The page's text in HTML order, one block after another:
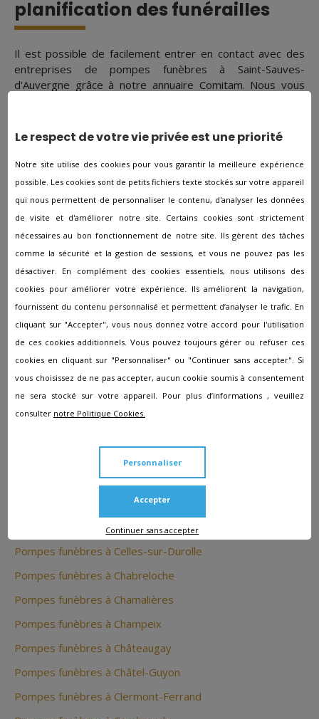
planification des funérailles
Il est possible de facilement entrer en contact avec des
entreprises de pompes funèbres à Saint-Sauves-
d'Auvergne grâce à notre annuaire Comitam. Nous vous
simples, fastueuses ou inattendues, notre équipe est
présente afin de vous assister, faire que vos souhaits
deviennent réalité et trouver la solution financière la plus
adaptée. Il n'est pas facile de choisir une agence funéraire
à Saint-Sauves-d'Auvergne qui vous convienne aussi bien
Les autres agences à proximité
de Saint-Sauves-d'Auvergne
Pompes funèbres à Aigueperse
Pompes funèbres à Ambert
Pompes funèbres à Billom
Pompes funèbres à Brassac-les-Mines
Pompes funèbres à Cébazat
Pompes funèbres à Celles-sur-Durolle
Pompes funèbres à Chabreloche
Pompes funèbres à Chamalières
Pompes funèbres à Champeix
Pompes funèbres à Châteaugay
Pompes funèbres à Châtel-Guyon
Pompes funèbres à Clermont-Ferrand
Le respect de votre vie privée est une priorité
Notre site utilise des cookies pour vous garantir la meilleure expérience
possible. Les cookies sont de petits fichiers texte stockés sur votre appareil
qui nous permettent de personnaliser le contenu, d'analyser les données
de visite et d'améliorer notre site. Certains cookies sont strictement
nécessaires au bon fonctionnement de notre site. Ils gèrent des tâches
comme la sécurité et la gestion de sessions, et vous ne pouvez pas les
désactiver. En complément des cookies essentiels, nous utilisons des
cookies pour améliorer votre expérience. Ils améliorent la navigation,
fournissent du contenu personnalisé et permettent d’analyser le trafic. En
cliquant sur "Accepter", vous nous donnez votre accord pour l'utilisation
de ces cookies additionnels. Vous pouvez toujours gérer ou refuser ces
cookies en cliquant sur "Personnaliser" ou "Continuer sans accepter". Si
vous choisissez de ne pas accepter, aucun cookie soumis à consentement
ne sera stocké sur votre appareil. Pour plus d’informations , veuillez
consulter notre Politique Cookies.
Continuer sans accepter
Personnaliser
Accepter